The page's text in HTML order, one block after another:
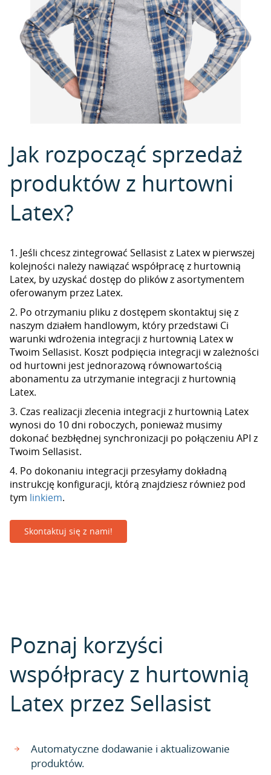
Jak rozpocząć sprzedaż
produktów z hurtowni
Latex?
1. Jeśli chcesz zintegrować Sellasist z Latex w pierwszej
kolejności należy nawiązać współpracę z hurtownią
Latex, by uzyskać dostęp do plików z asortymentem
oferowanym przez Latex.
2. Po otrzymaniu pliku z dostępem skontaktuj się z
naszym działem handlowym, który przedstawi Ci
warunki wdrożenia integracji z hurtownią Latex w
Twoim Sellasist. Koszt podpięcia integracji w zależności
od hurtowni jest jednorazową równowartością
abonamentu za utrzymanie integracji z hurtownią
Latex.
3. Czas realizacji zlecenia integracji z hurtownią Latex
wynosi do 10 dni roboczych, ponieważ musimy
dokonać bezbłędnej synchronizacji po połączeniu API z
Twoim Sellasist.
4. Po dokonaniu integracji przesyłamy dokładną
instrukcję konfiguracji, którą znajdziesz również pod
tym linkiem.
Skontaktuj się z nami!
Poznaj korzyści
współpracy z hurtownią
Latex przez Sellasist
Automatyczne dodawanie i aktualizowanie
produktów.